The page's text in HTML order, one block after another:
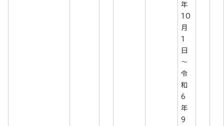
年
10
月
1
日
～
令
和
6
年
9